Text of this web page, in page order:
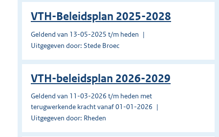
VTH-Beleidsplan 2025-2028
Geldend van 13-05-2025 t/m heden
Uitgegeven door: Stede Broec
VTH-beleidsplan 2026-2029
Geldend van 11-03-2026 t/m heden met
terugwerkende kracht vanaf 01-01-2026
Uitgegeven door: Rheden